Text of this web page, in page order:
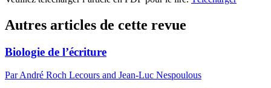
Autres articles de cette revue
Biologie de l’écriture
Par André Roch Lecours and Jean-Luc Nespoulous